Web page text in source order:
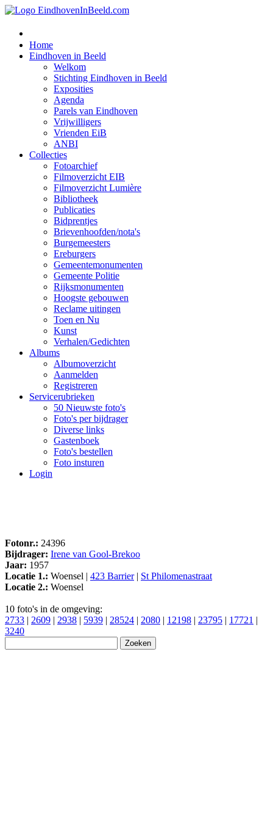
Home
Eindhoven in Beeld
Welkom
Stichting Eindhoven in Beeld
Exposities
Agenda
Parels van Eindhoven
Vrijwilligers
Vrienden EiB
ANBI
Collecties
Fotoarchief
Filmoverzicht EIB
Filmoverzicht Lumière
Bibliotheek
Publicaties
Bidprentjes
Brievenhoofden/nota's
Burgemeesters
Ereburgers
Gemeentemonumenten
Gemeente Politie
Rijksmonumenten
Hoogste gebouwen
Reclame uitingen
Toen en Nu
Kunst
Verhalen/Gedichten
Albums
Albumoverzicht
Aanmelden
Registreren
Servicerubrieken
50 Nieuwste foto's
Foto's per bijdrager
Diverse links
Gastenboek
Foto's bestellen
Foto insturen
Login
Fotonr.: 24396
Bijdrager: Irene van Gool-Brekoo
Jaar: 1957
Locatie 1.: Woensel | 423 Barrier| St Philomenastraat
Locatie 2.: Woensel
10 foto's in de omgeving:
2733 | 2609 | 2938 | 5939 | 28524 | 2080 | 12198 | 23795 | 17721 |
3240